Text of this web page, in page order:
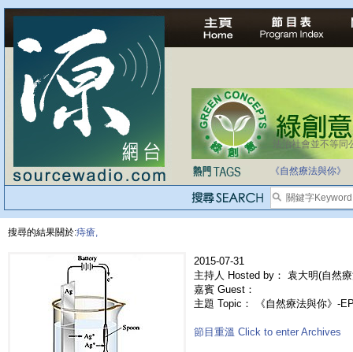
法治社會並不等同
《自然療法與你》
搜尋的結果關於:痔瘡,
2015-07-31
主持人 Hosted by： 袁大明(自然
嘉賓 Guest：
主題 Topic： 《自然療法與你》-
節目重溫 Click to enter Archives